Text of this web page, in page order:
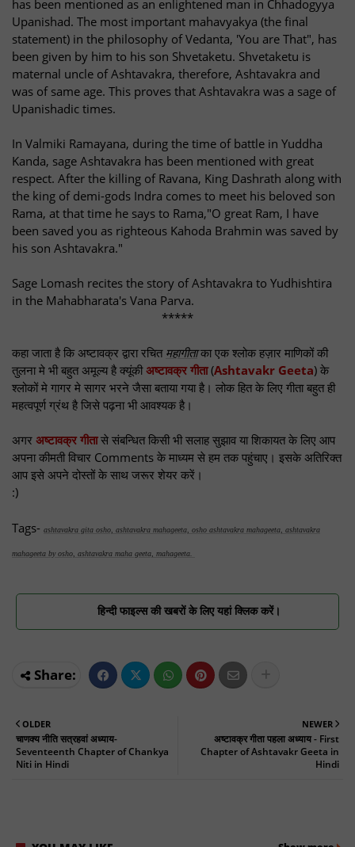
has been mentioned as an enlightened man in Chhadogyya
Upanishad. The most important mahavyakya (the final
statement) in the philosophy of Vedanta, 'You are That", has
been given by him to his son Shvetaketu. Shvetaketu is
maternal uncle of Ashtavakra, therefore, Ashtavakra and
was of same age. This proves that Ashtavakra was a sage of
Upanishadic times.
In Valmiki Ramayana, during the time of battle in Yuddha
Kanda, sage Ashtavakra has been mentioned with great
respect. After the killing of Ravana, King Dashrath along with
the king of demi-gods Indra comes to meet his beloved son
Rama, at that time he says to Rama,"O great Ram, I have
been saved you as righteous Kahoda Brahmin was saved by
his son Ashtavakra."
Sage Lomash recites the story of Ashtavakra to Yudhishtira
in the Mahabharata's Vana Parva.
*****
कहा जाता है कि अष्टावक्र द्वारा रचित महागीताका एक श्लोक हज़ार माणिकों की
तुलना मे भी बहुत अमूल्य है क्यूंकीअष्टावक्र गीता(Ashtavakr Geeta) के
श्लोकों मे गागर मे सागर भरने जैसा बताया गया है। लोक हित के लिए गीता बहुत ही
महत्वपूर्ण ग्रंथ है जिसे पढ़ना भी आवश्यक है।
अगर अष्टावक्र गीतासे संबन्धित किसी भी सलाह सुझाव या शिकायत के लिए आप
अपना कीमती विचार Comments के माध्यम से हम तक पहुंचाए। इसके अतिरिक्त
आप इसे अपने दोस्तों के साथ जरूर शेयर करें।
:)
Tags- ashtavakra gita osho, ashtavakra mahageeta, osho ashtavakra mahageeta, ashtavakra
mahageeta by osho, ashtavakra maha geeta, mahageeta.
हिन्दी फाइल्स की खबरों के लिए यहां क्लिक करें।
NEWER
अष्टावक्र गीता पहला अध्याय - First
Chapter of Ashtavakr Geeta in
Hindi
OLDER
चाणक्य नीति सत्रहवां अध्याय-
Seventeenth Chapter of Chankya
Niti in Hindi